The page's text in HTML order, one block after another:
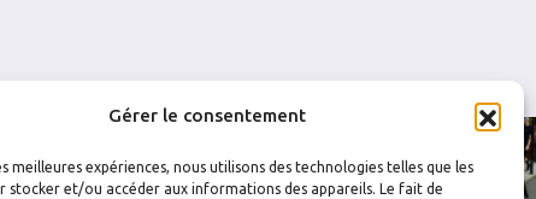
Gérer le consentement
meilleures expériences, nous utilisons des technologies telles que les
stocker et/ou accéder aux informations des appareils. Le fait de